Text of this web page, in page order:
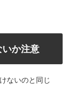
か注意
ないのと同じ